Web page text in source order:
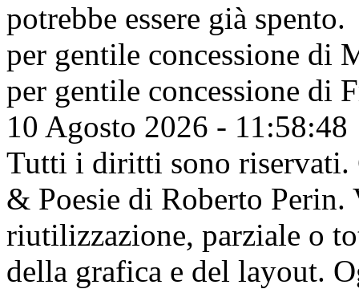
potrebbe essere già spento.
per gentile concessione di
per gentile concessione di
10 Agosto 2026 - 11:58:48
Tutti i diritti sono riservati.
& Poesie di Roberto
riutilizzazione, parziale o
della grafica e del layout.